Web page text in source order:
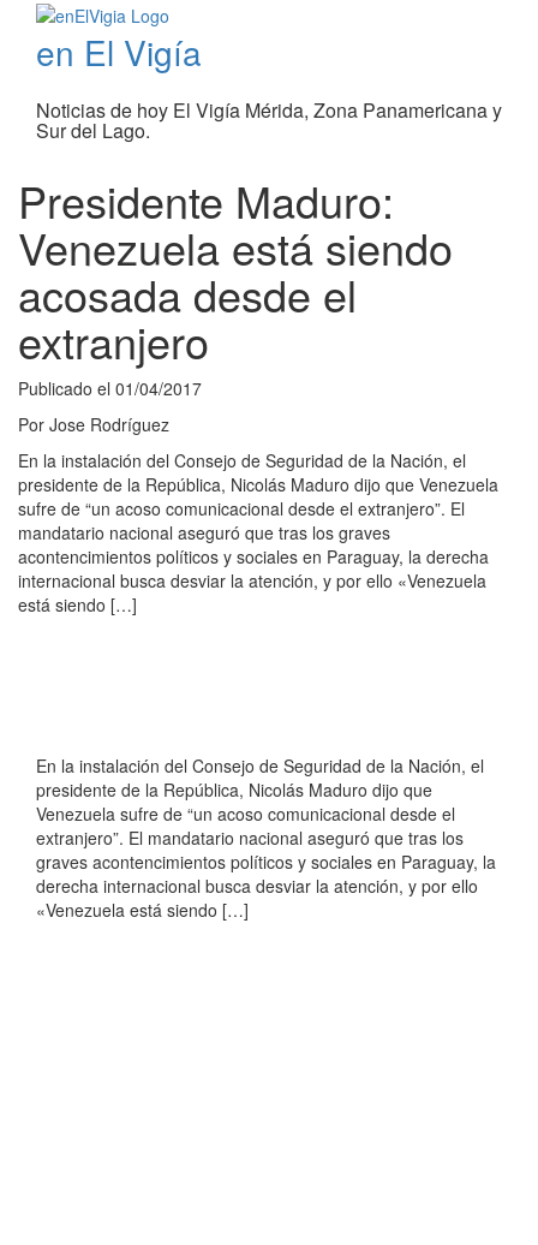
en El Vigía
Noticias de hoy El Vigía Mérida, Zona Panamericana y
Sur del Lago.
Presidente Maduro:
Venezuela está siendo
acosada desde el
extranjero
Publicado el 01/04/2017
Por Jose Rodríguez
En la instalación del Consejo de Seguridad de la Nación, el
presidente de la República, Nicolás Maduro dijo que Venezuela
sufre de “un acoso comunicacional desde el extranjero”. El
mandatario nacional aseguró que tras los graves
acontencimientos políticos y sociales en Paraguay, la derecha
internacional busca desviar la atención, y por ello «Venezuela
está siendo […]
En la instalación del Consejo de Seguridad de la Nación, el
presidente de la República, Nicolás Maduro dijo que
Venezuela sufre de “un acoso comunicacional desde el
extranjero”. El mandatario nacional aseguró que tras los
graves acontencimientos políticos y sociales en Paraguay, la
derecha internacional busca desviar la atención, y por ello
«Venezuela está siendo […]